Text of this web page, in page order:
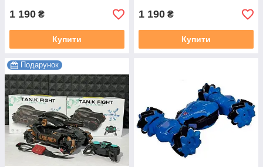
1 190 ₴
Купити
1 190 ₴
Купити
Подарунок